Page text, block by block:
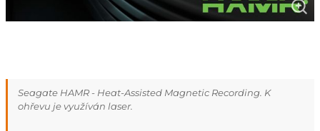
Seagate HAMR - Heat-Assisted Magnetic Recording. K
ohřevu je využíván laser.